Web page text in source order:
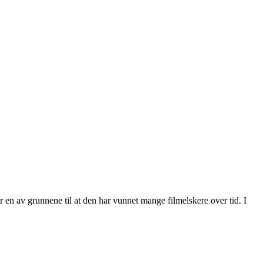
av grunnene til at den har vunnet mange filmelskere over tid. I